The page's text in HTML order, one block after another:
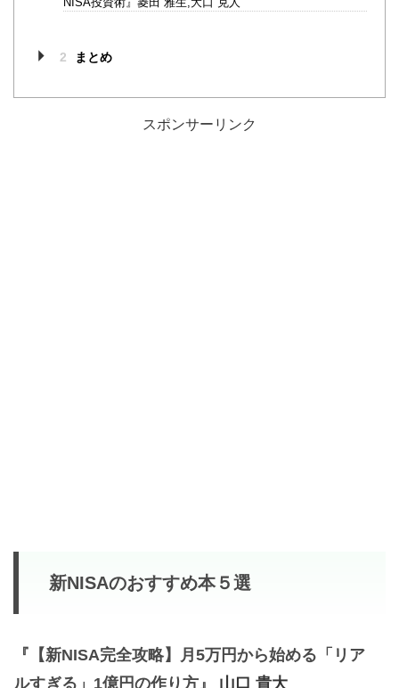
2 まとめ
スポンサーリンク
新NISAのおすすめ本５選
『【新NISA完全攻略】月5万円から始める「リア
ルすぎる」1億円の作り方』 山口 貴大